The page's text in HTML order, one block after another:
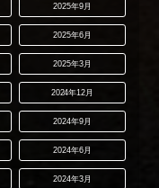
2025年9月
2025年6月
2025年3月
2024年12月
2024年9月
2024年6月
2024年3月